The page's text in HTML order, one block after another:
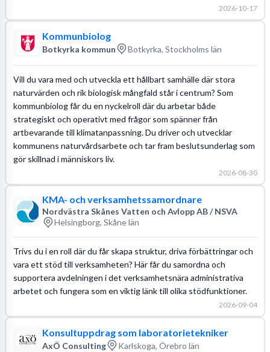
2026-10-17
Kommunbiolog
Botkyrka kommun Botkyrka, Stockholms län
Vill du vara med och utveckla ett hållbart samhälle där stora
naturvärden och rik biologisk mångfald står i centrum? Som
kommunbiolog får du en nyckelroll där du arbetar både
strategiskt och operativt med frågor som spänner från
artbevarande till klimatanpassning. Du driver och utvecklar
kommunens naturvårdsarbete och tar fram beslutsunderlag som
gör skillnad i människors liv.
2026-08-30
KMA- och verksamhetssamordnare
Nordvästra Skånes Vatten och Avlopp AB / NSVA
Helsingborg, Skåne län
Trivs du i en roll där du får skapa struktur, driva förbättringar och
vara ett stöd till verksamheten? Här får du samordna och
supportera avdelningen i det verksamhetsnära administrativa
arbetet och fungera som en viktig länk till olika stödfunktioner.
2026-09-04
Konsultuppdrag som laboratorietekniker
AxÖ Consulting Karlskoga, Örebro län